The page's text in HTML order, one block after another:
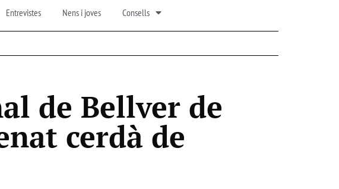
Entrevistes Nens i joves Consells
de Bellver de
cerdà de